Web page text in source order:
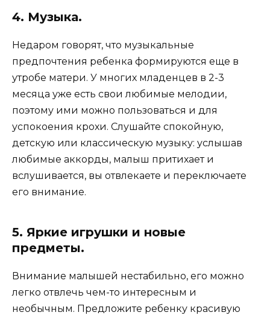
4. Музыка.
Недаром говорят, что музыкальные
предпочтения ребенка формируются еще в
утробе матери. У многих младенцев в 2-3
месяца уже есть свои любимые мелодии,
поэтому ими можно пользоваться и для
успокоения крохи. Слушайте спокойную,
детскую или классическую музыку: услышав
любимые аккорды, малыш притихает и
вслушивается, вы отвлекаете и переключаете
его внимание.
5. Яркие игрушки и новые
предметы.
Внимание малышей нестабильно, его можно
легко отвлечь чем-то интересным и
необычным. Предложите ребенку красивую